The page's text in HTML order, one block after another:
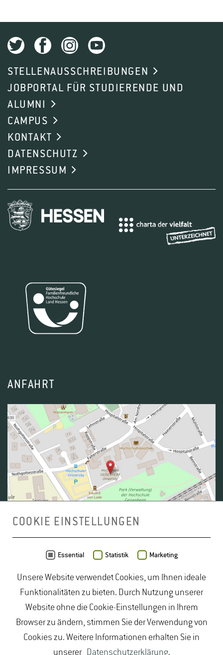
STELLENAUSSCHREIBUNGEN
JOBPORTAL FÜR STUDIERENDE UND
ALUMNI
CAMPUS
KONTAKT
DATENSCHUTZ
IMPRESSUM
ANFAHRT
OpenStreetMap- Veröffentlicht unterODbL
duales Studium Gartenbau| Gartenbau Studium|
Lebensmittelrecht Studium|Lebensmittelsicherheit
Studium| Naturschutz Studium|Oenologie
Studium| Studiengang Logistik|Studiengänge
Lebensmittel |Studiengänge Natur| Studiengänge
COOKIE EINSTELLUNGEN
Essential Statistik Marketing
Unsere Website verwendet Cookies, um Ihnen ideale
Funktionalitäten zu bieten. Durch Nutzung unserer
Website ohne die Cookie-Einstellungen in Ihrem
Browser zu ändern, stimmen Sie der Verwendung von
Cookies zu. Weitere Informationen erhalten Sie in
unserer Datenschutzerklärung.